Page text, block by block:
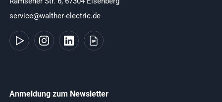
service@walther-electric.de
Anmeldung zum Newsletter